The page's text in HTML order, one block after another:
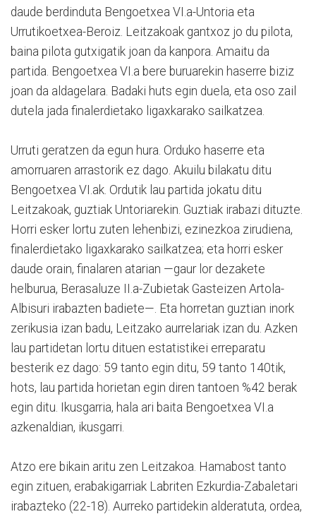
daude berdinduta Bengoetxea VI.a-Untoria eta
Urrutikoetxea-Beroiz. Leitzakoak gantxoz jo du pilota,
baina pilota gutxigatik joan da kanpora. Amaitu da
partida. Bengoetxea VI.a bere buruarekin haserre biziz
joan da aldagelara. Badaki huts egin duela, eta oso zail
dutela jada finalerdietako ligaxkarako sailkatzea.
Urruti geratzen da egun hura. Orduko haserre eta
amorruaren arrastorik ez dago. Akuilu bilakatu ditu
Bengoetxea VI.ak. Ordutik lau partida jokatu ditu
Leitzakoak, guztiak Untoriarekin. Guztiak irabazi dituzte.
Horri esker lortu zuten lehenbizi, ezinezkoa zirudiena,
finalerdietako ligaxkarako sailkatzea; eta horri esker
daude orain, finalaren atarian —gaur lor dezakete
helburua, Berasaluze II.a-Zubietak Gasteizen Artola-
Albisuri irabazten badiete—. Eta horretan guztian inork
zerikusia izan badu, Leitzako aurrelariak izan du. Azken
lau partidetan lortu dituen estatistikei erreparatu
besterik ez dago: 59 tanto egin ditu, 59 tanto 140tik,
hots, lau partida horietan egin diren tantoen %42 berak
egin ditu. Ikusgarria, hala ari baita Bengoetxea VI.a
azkenaldian, ikusgarri.
Atzo ere bikain aritu zen Leitzakoa. Hamabost tanto
egin zituen, erabakigarriak Labriten Ezkurdia-Zabaletari
irabazteko (22-18). Aurreko partidekin alderatuta, ordea,